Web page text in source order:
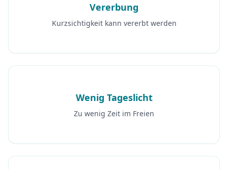
Vererbung
Kurzsichtigkeit kann vererbt werden
Wenig Tageslicht
Zu wenig Zeit im Freien